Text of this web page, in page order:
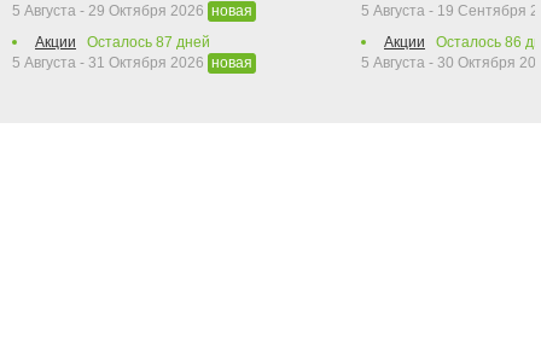
5 Августа - 29 Октября 2026 новая
Акции
Осталось 87 дней
5 Августа - 31 Октября 2026 новая
5 Августа - 19 Сентября
Акции
Осталось 86
5 Августа - 30 Октября